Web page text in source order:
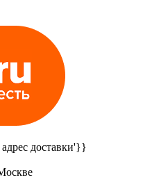
доставки'}}